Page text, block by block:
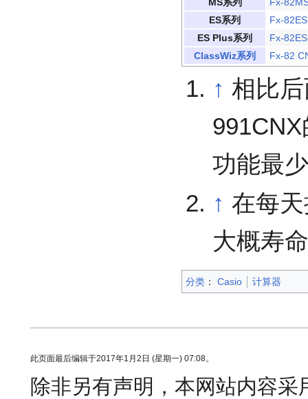
MS系列
Fx-
ES系列
Fx-82ES
ES Plus系列
Fx-
ClassWiz系列
Fx-82
↑ 相比
功能最
↑ 在每
大概寿
分类 ：​ Casio 计算器
此页面最后编辑于2017年1月2日 (星期一) 07:08。
除非另有声明，本网站内容采